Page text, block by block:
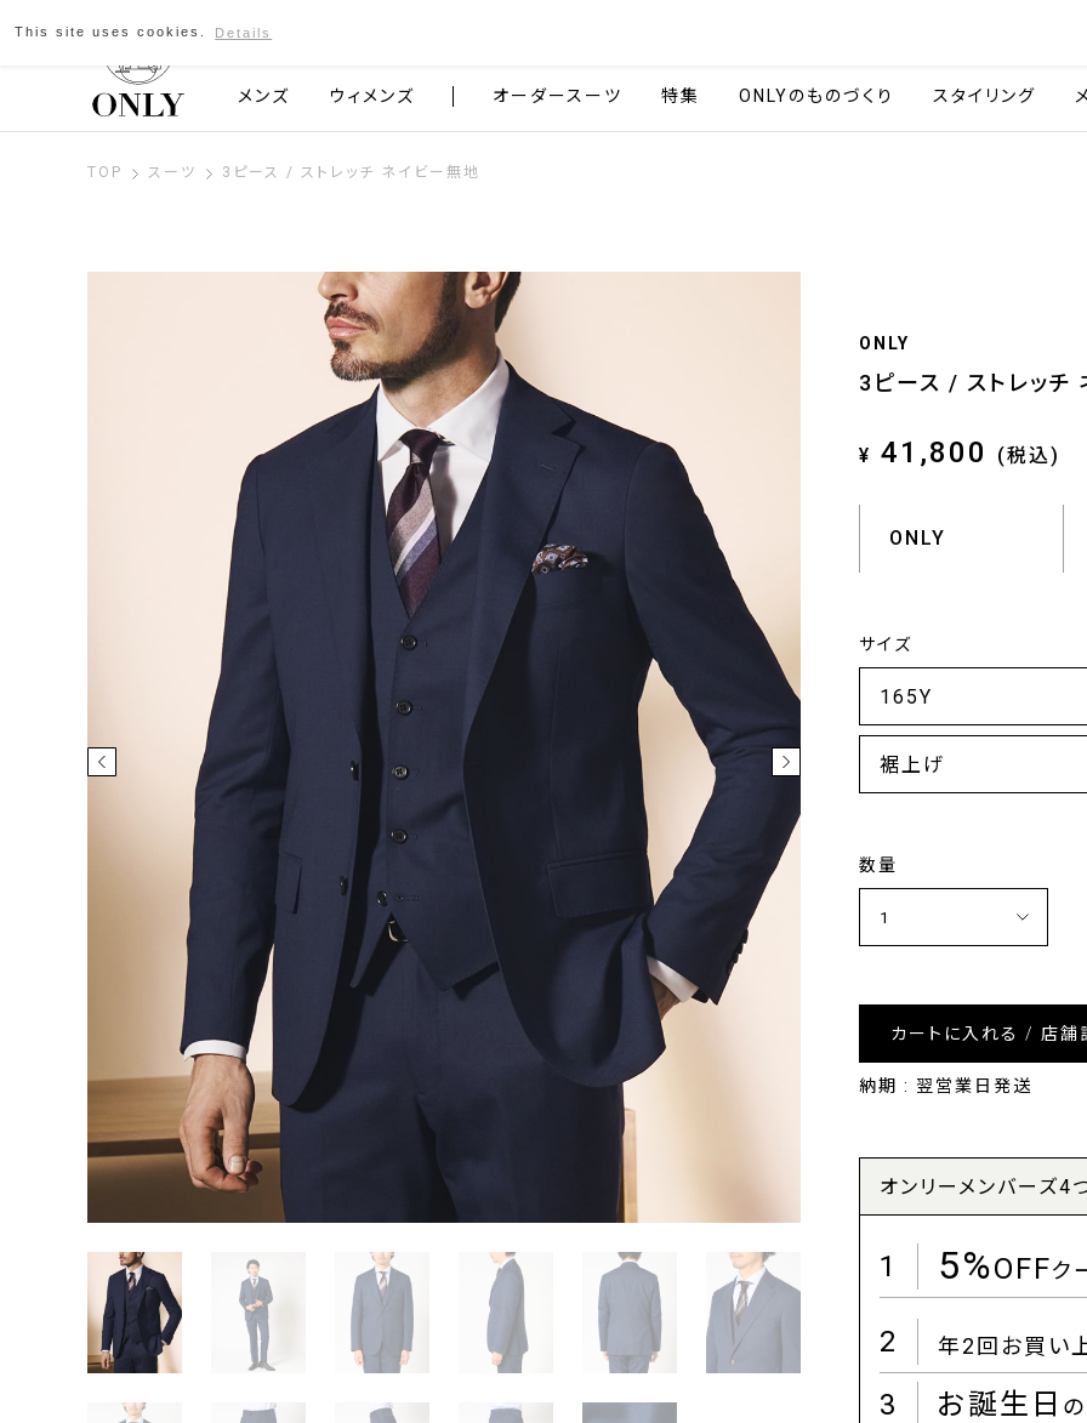
京都発のスーツブランド ONLY
メンズ ウィメンズ オーダースーツ 特集 ONLYのものづくり スタイリング
TOP スーツ 3ピース / ストレッチ ネイビー無地
ONLY
3ピース / ストレッチ
¥ 41,800 (税込)
ONLY
サイズ
裾上げ
数量
カートに入れる / 店舗
納期 : 翌営業日発送
オンリーメンバーズ4
1 5%OFFク
2 年2回お買い
3 お誕生日
This site uses cookies. Details